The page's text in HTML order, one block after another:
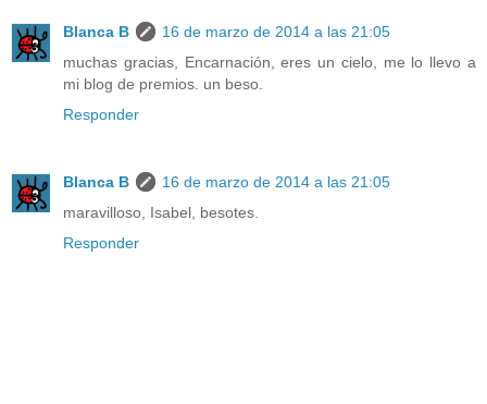
Blanca B
16 de marzo de 2014 a las 21:05
muchas gracias, Encarnación, eres un cielo, me lo llevo a
mi blog de premios. un beso.
Responder
Blanca B
16 de marzo de 2014 a las 21:05
maravilloso, Isabel, besotes.
Responder